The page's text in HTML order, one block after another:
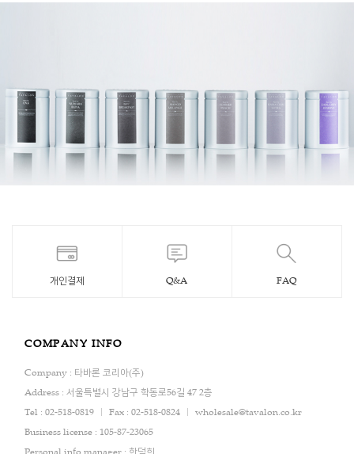
개인결제 Q&A FAQ
COMPANY INFO
Company : 타바론 코리아(주)
Address : 서울특별시 강남구 학동로56길 47 2층
Tel : 02-518-0819
Fax : 02-518-0824
wholesale@tavalon.co.kr
Business license : 105-87-23065
Personal info manager : 한덕희